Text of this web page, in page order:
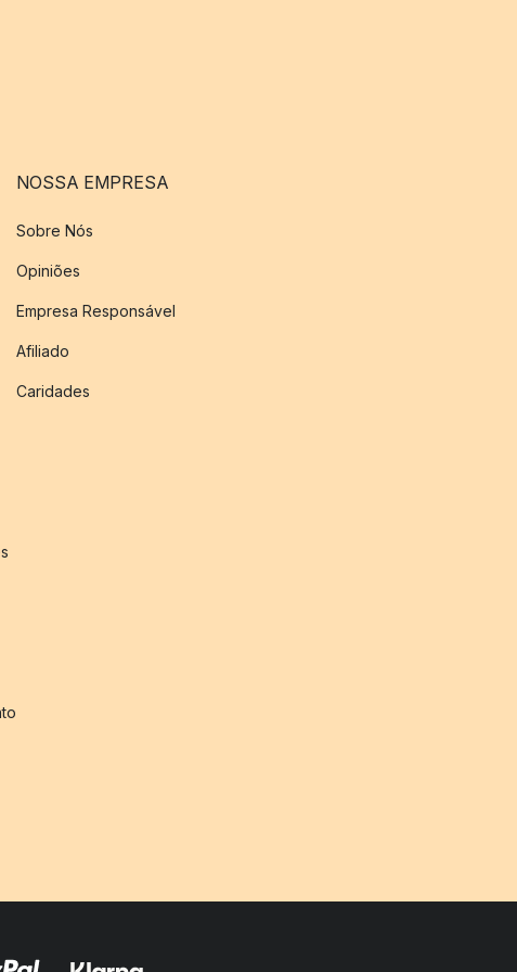
NOSSA EMPRESA
Sobre Nós
Opiniões
Empresa Responsável
Afiliado
Caridades